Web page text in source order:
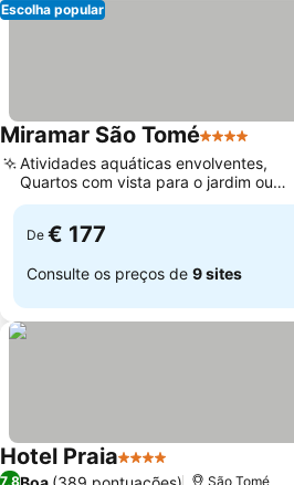
Escolha popular
Miramar São Tomé4 Estrelas
Atividades aquáticas envolventes,
Quartos com vista para o jardim ou
mar
De € 177
Consulte os preços de 9 sites
Hotel Praia4 Estrelas
7,8 São Tomé